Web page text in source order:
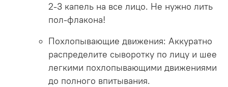
2-3 капель на все лицо. Не нужно лить
пол-флакона!
Похлопывающие движения: Аккуратно
распределите сыворотку по лицу и шее
легкими похлопывающими движениями
до полного впитывания.